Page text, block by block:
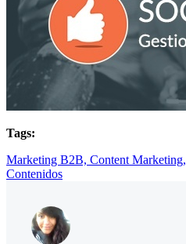
Tags:
Marketing B2B, Content Marketing,
Contenidos